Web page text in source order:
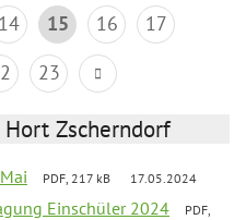
14 15 16
17
23
Zscherndorf
PDF, 217 kB 17.05.2024
Einschüler 2024
PDF,